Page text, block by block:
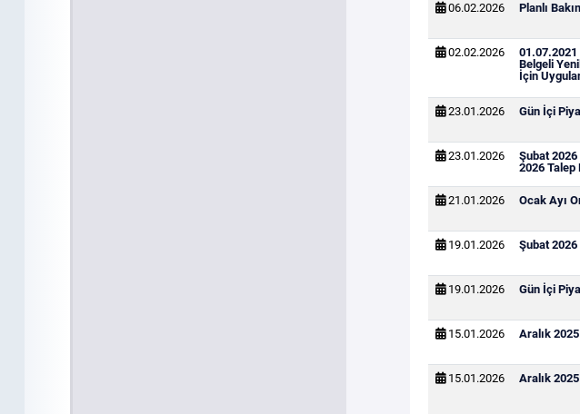
06.02.2026 Planlı
02.02.2026
01.07.2021
Belgeli
İçin
23.01.2026 Gün İçi
23.01.2026
Şubat
2026 Talep
21.01.2026 Ocak Ayı
19.01.2026 Şubat
19.01.2026 Gün İçi
15.01.2026 Aralık
15.01.2026 Aralık